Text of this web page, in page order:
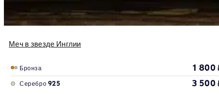
Меч в звезде Инглии
Бронза 1 800
Серебро 925 3 500